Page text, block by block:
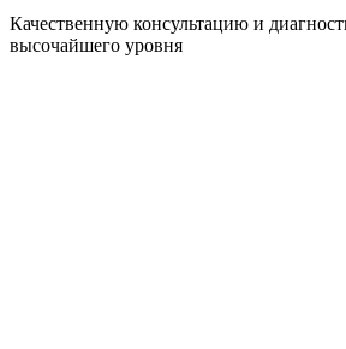
Качественную консультацию и
высочайшего уровня